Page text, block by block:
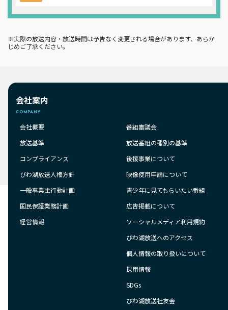
※実際の放送内容・放送時間は予告なく変更される場合があります、あらか
じめご了承ください。
会社案内
COMPANY
会社概要
放送基準
コンプライアンス
びわ湖放送人権方針
一般事業主行動計画
国民保護業務計画
経営情報
番組審議会
放送番組の種別の基準
後援事業について
映像使用申請について
青少年に見てもらいたい番組
広告掲載について
ソーシャルメディア利用規約
びわ湖放送へのアクセス
個人情報の取り扱いについて
採用情報
SDGs
びわ湖放送社友会